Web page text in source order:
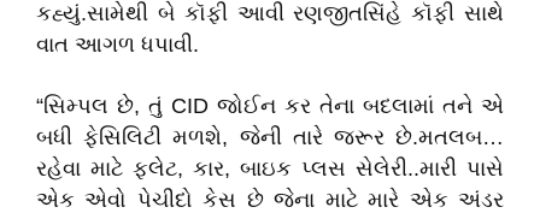
કહ્યું.સામેથી બે કૉફી આવી રણજીતસિંહે કૉફી સાથે
વાત આગળ ધપાવી.
“સિમ્પલ છે, તું CID જોઈન કર તેના બદલામાં તને એ
બધી ફેસિલિટી મળશે, જેની તારે જરૂર છે.મતલબ…
રહેવા માટે ફ્લેટ, કાર, બાઇક પ્લસ સેલેરી..મારી પાસે
એક એવો પેચીદો કેસ છે જેના માટે મારે એક અંડર